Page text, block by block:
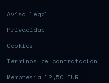
Aviso legal
Privacidad
Cookies
Términos de contratación
Membresía 12,50 EUR